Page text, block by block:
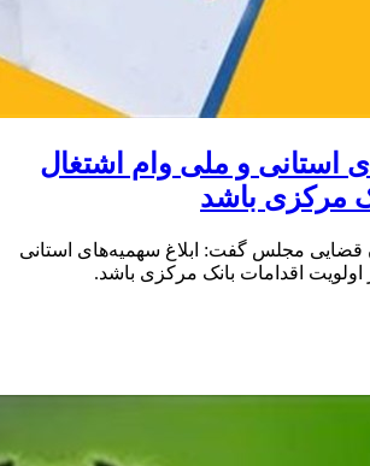
استانی و ملی وام اشتغال
مرکزی باشد
قضایی مجلس گفت: ابلاغ سهمیه‌های استانی
اقدامات بانک مرکزی باشد.